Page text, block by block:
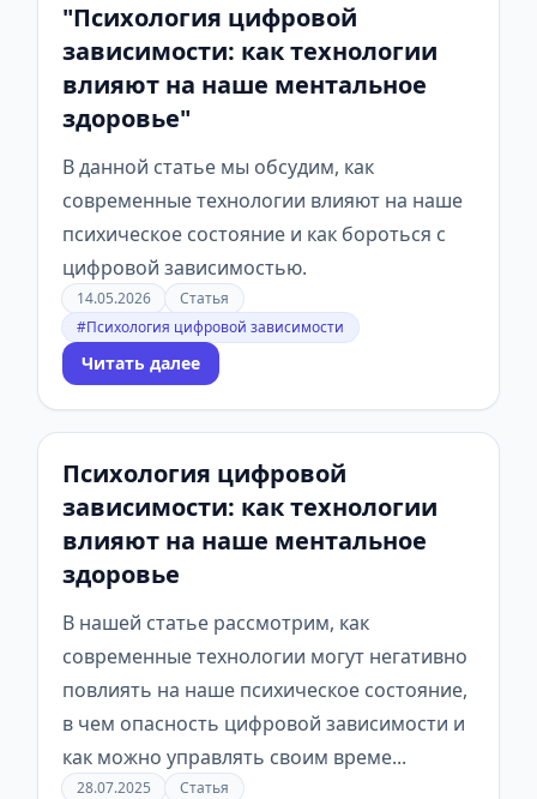
"Психология цифровой
зависимости: как технологии
влияют на наше ментальное
здоровье"
В данной статье мы обсудим, как
современные технологии влияют на наше
психическое состояние и как бороться с
цифровой зависимостью.
14.05.2026
Статья
#Психология цифровой зависимости
Читать далее
Психология цифровой
зависимости: как технологии
влияют на наше ментальное
здоровье
В нашей статье рассмотрим, как
современные технологии могут негативно
повлиять на наше психическое состояние,
в чем опасность цифровой зависимости и
как можно управлять своим време...
28.07.2025
Статья